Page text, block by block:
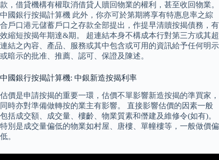
款，借貸機構有權取消借貸人贖回物業的權利，甚至收回物業。
中國銀行按揭計算機 此外，你亦可於第期將享有特惠息率之綜
合戶口港元儲蓄戶口之存款全部提出，作提早清贖按揭債務，有
效縮短按揭年期達&期。 超連結本身不構成本行對第三方或其超
連結之內容、產品、服務或其中包含或可用的資訊給予任何明示
或暗示的批准、推薦、認可、保證及陳述。
中國銀行按揭計算機: 中銀新造按揭利率
估價是申請按揭的重要一環，估價不單影響新造按揭的準買家，
同時亦對準備做轉按的業主有影響。 直接影響估價的因素一般
包括成交額、成交量、樓齡、物業質素和僭建及維修令(如有)。
特別是成交量偏低的物業如村屋、唐樓、單幢樓等，一般做價偏
低。